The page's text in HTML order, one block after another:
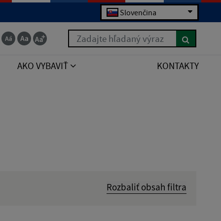
Slovenčina
Zadajte hľadaný výraz
AKO VYBAVIŤ KONTAKTY
Rozbaliť obsah filtra